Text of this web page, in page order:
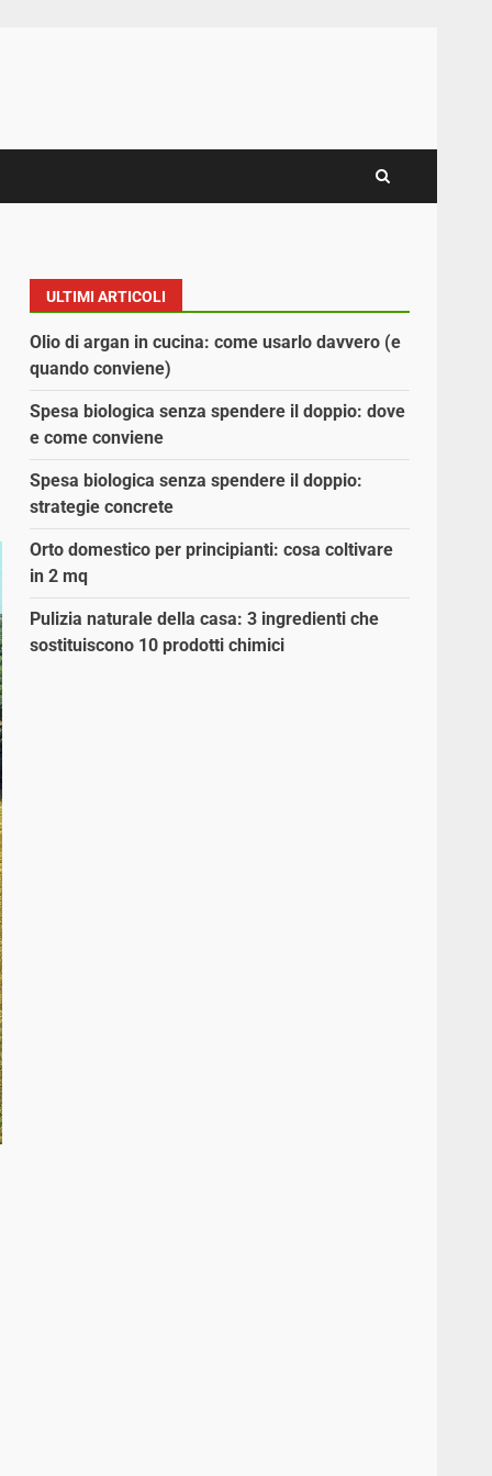
ULTIMI ARTICOLI
Olio di argan in cucina: come usarlo davvero (e
quando conviene)
Spesa biologica senza spendere il doppio: dove
e come conviene
Spesa biologica senza spendere il doppio:
strategie concrete
Orto domestico per principianti: cosa coltivare
in 2 mq
Pulizia naturale della casa: 3 ingredienti che
sostituiscono 10 prodotti chimici